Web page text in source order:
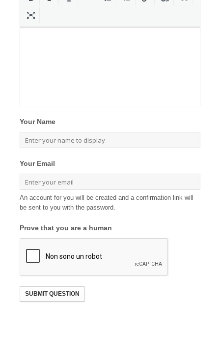
Your Name
Your Email
An account for you will be created and a confirmation link will
be sent to you with the password.
Prove that you are a human
SUBMIT QUESTION